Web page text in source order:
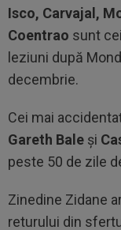
Isco, Carvajal,
Coentrao sunt
leziuni după
decembrie.
Cei mai
Gareth Bale şi
peste 50 de zile
Zinedine Zidane
returului din